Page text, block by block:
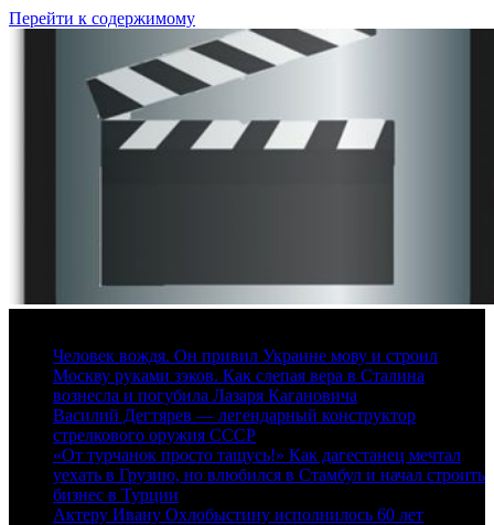
Перейти к содержимому
Человек вождя. Он привил Украине мову и строил
Москву руками зэков. Как слепая вера в Сталина
вознесла и погубила Лазаря Кагановича
Василий Дегтярев — легендарный конструктор
стрелкового оружия СССР
«От турчанок просто тащусь!» Как дагестанец мечтал
уехать в Грузию, но влюбился в Стамбул и начал строить
бизнес в Турции
Актеру Ивану Охлобыстину исполнилось 60 лет